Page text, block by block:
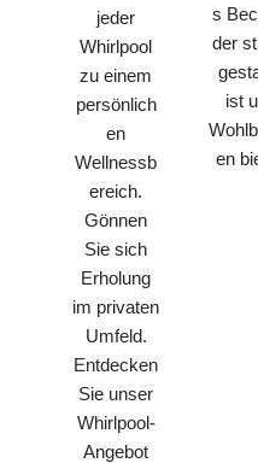
jeder
Whirlpool
zu einem
persönlich
en
Wellnessb
ereich.
Gönnen
Sie sich
Erholung
im privaten
Umfeld.
Entdecken
Sie unser
Whirlpool-
Angebot
s
der
ist
en